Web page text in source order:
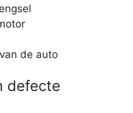
de auto
defecte